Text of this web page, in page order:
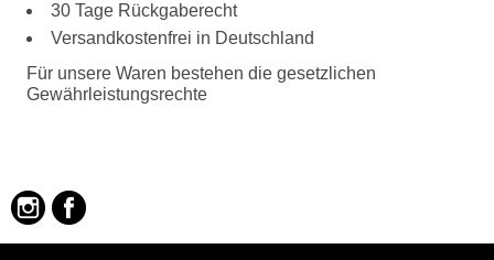
Tragweise:
Schulterriemen
Besonderheiten:
verstell- und abnehmbarer Schultergurt
30 Tage Rückgaberecht
Versandkostenfrei in Deutschland
Für unsere Waren bestehen die gesetzlichen
Gewährleistungsrechte